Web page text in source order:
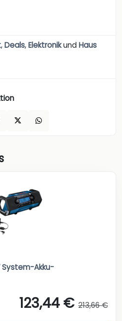
,Deals,ElektronikundHaus
System-Akku-
123,44 € 213,66 €